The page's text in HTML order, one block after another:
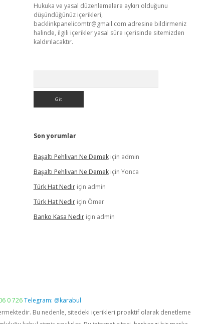
Hukuka ve yasal düzenlemelere aykırı olduğunu
düşündüğünüz içerikleri,
backlinkpanelicomtr@gmail.com adresine bildirmeniz
halinde, ilgili içerikler yasal süre içerisinde sitemizden
kaldırılacaktır.
Son yorumlar
Başaltı Pehlivan Ne Demekiçin admin
Başaltı Pehlivan Ne Demekiçin Yonca
Türk Hat Nediriçin admin
Türk Hat Nediriçin Ömer
Banko Kasa Nediriçin admin
0 726Telegram: @karabul
Bu nedenle, sitedeki içerikleri proaktif olarak denetleme